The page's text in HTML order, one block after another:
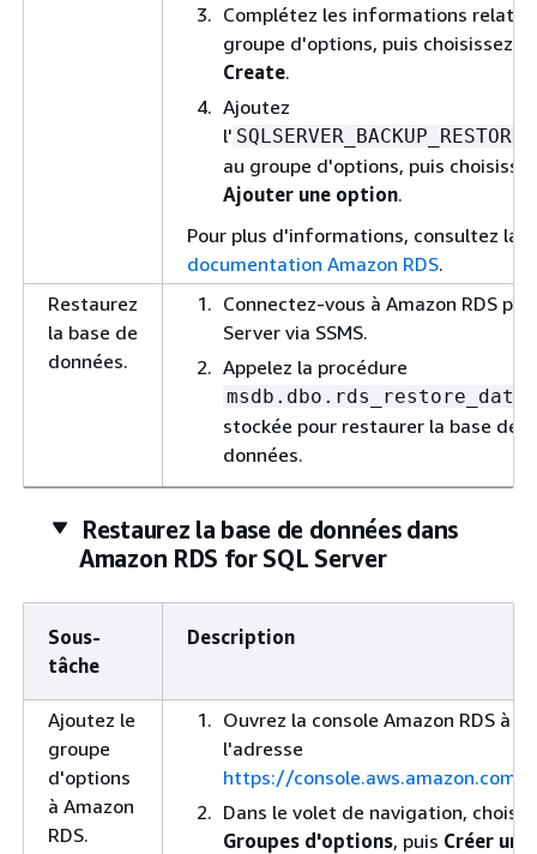
Complétez les informations
groupe d'options, puis choisissez
Create.
Ajoutez
l' SQLSERVER_BACKUP_RESTORE
au groupe d'options, puis
Ajouter une option.
Pour plus d'informations, consultez la
documentation Amazon RDS.
Restaurez
la base de
données.
Connectez-vous à Amazon RDS
Server via SSMS.
Appelez la procédure
stockée pour restaurer la base de
données.
Restaurez la base de données dans
Amazon RDS for SQL Server
Sous-
tâche
Description
Ajoutez le
groupe
d'options
à Amazon
RDS.
Ouvrez la console Amazon RDS à
l'adresse
https://console.aws.amazon.com/
Dans le volet de navigation,
Groupes d'options, puis Créer un